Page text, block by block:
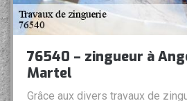
76540 – zingueur à
Martel
Grâce aux divers travaux de